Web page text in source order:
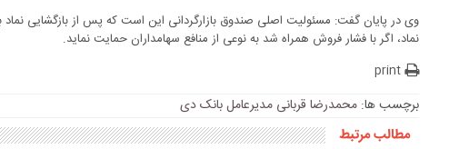
وی در پایان گفت: مسئولیت اصلی صندوق بازارگردانی این است که پس از بازگشایی
نماد، اگر با فشار فروش همراه شد به نوعی از منافع سهامداران حمایت نماید.
print
برچسب ها:محمدرضا قربانی مدیرعامل بانک دی
مطالب مرتبط